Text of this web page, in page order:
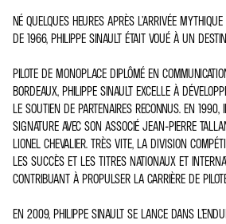
NÉ QUELQUES HEURES APRÈS L’ARRIVÉE
DE 1966, PHILIPPE SINAULT ÉTAIT VOUÉ À UN
PILOTE DE MONOPLACE DIPLÔMÉ EN
BORDEAUX, PHILIPPE SINAULT EXCELLE À
LE SOUTIEN DE PARTENAIRES RECONNUS. EN 1990,
SIGNATURE AVEC SON ASSOCIÉ JEAN-PIERRE
LIONEL CHEVALIER. TRÈS VITE, LA DIVISION
LES SUCCÈS ET LES TITRES NATIONAUX ET
CONTRIBUANT À PROPULSER LA CARRIÈRE DE
EN 2009, PHILIPPE SINAULT SE LANCE DANS